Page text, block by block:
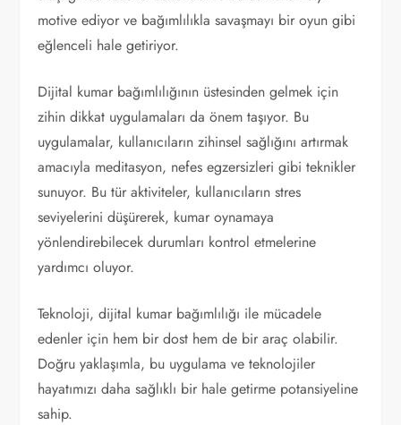
motive ediyor ve bağımlılıkla savaşmayı bir oyun gibi
eğlenceli hale getiriyor.
Dijital kumar bağımlılığının üstesinden gelmek için
zihin dikkat uygulamaları da önem taşıyor. Bu
uygulamalar, kullanıcıların zihinsel sağlığını artırmak
amacıyla meditasyon, nefes egzersizleri gibi teknikler
sunuyor. Bu tür aktiviteler, kullanıcıların stres
seviyelerini düşürerek, kumar oynamaya
yönlendirebilecek durumları kontrol etmelerine
yardımcı oluyor.
Teknoloji, dijital kumar bağımlılığı ile mücadele
edenler için hem bir dost hem de bir araç olabilir.
Doğru yaklaşımla, bu uygulama ve teknolojiler
hayatımızı daha sağlıklı bir hale getirme potansiyeline
sahip.